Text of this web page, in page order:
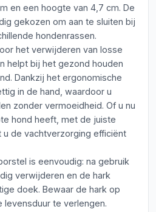
en een hoogte van 4,7 cm. De
gekozen om aan te sluiten bij
hondenrassen.
het verwijderen van losse
helpt bij het gezond houden
Dankzij het ergonomische
in de hand, waardoor u
zonder vermoeidheid. Of u nu
hond heeft, met de juiste
u de vachtverzorging efficiënt
is eenvoudig: na gebruik
verwijderen en de hark
doek. Bewaar de hark op
te verlengen.